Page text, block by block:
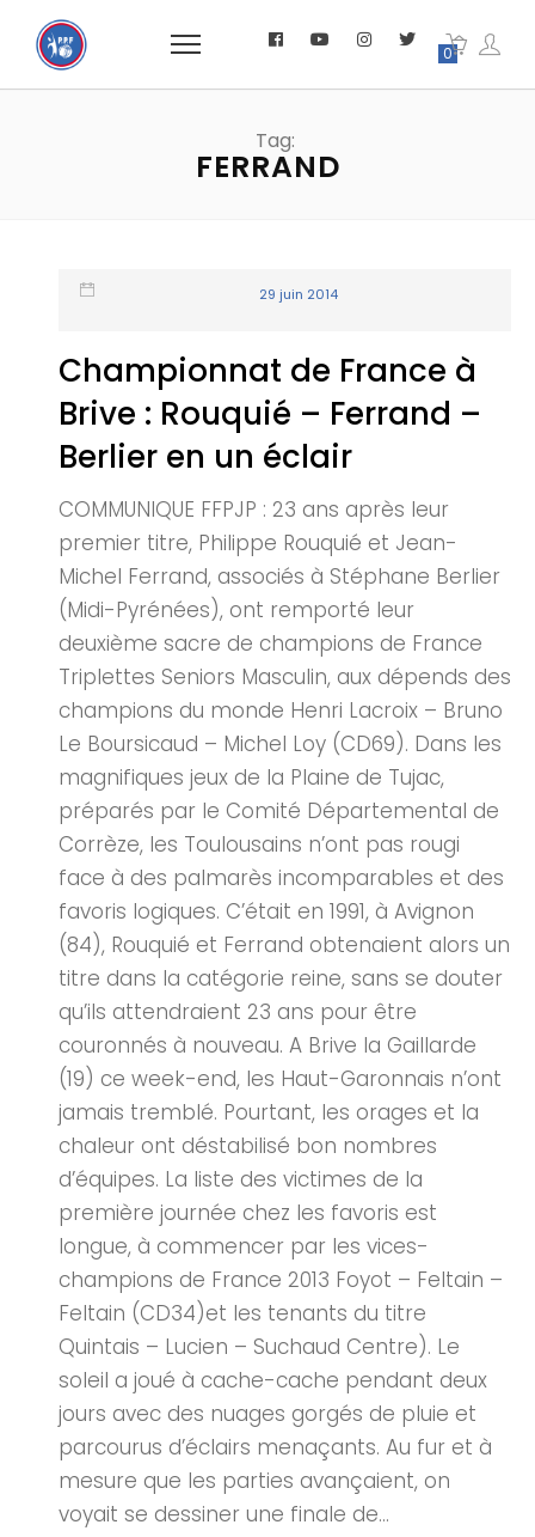
0
Tag:
FERRAND
29 juin 2014
Championnat de France à
Brive : Rouquié – Ferrand –
Berlier en un éclair
COMMUNIQUE FFPJP : 23 ans après leur
premier titre, Philippe Rouquié et Jean-
Michel Ferrand, associés à Stéphane Berlier
(Midi-Pyrénées), ont remporté leur
deuxième sacre de champions de France
Triplettes Seniors Masculin, aux dépends des
champions du monde Henri Lacroix – Bruno
Le Boursicaud – Michel Loy (CD69). Dans les
magnifiques jeux de la Plaine de Tujac,
préparés par le Comité Départemental de
Corrèze, les Toulousains n’ont pas rougi
face à des palmarès incomparables et des
favoris logiques. C’était en 1991, à Avignon
(84), Rouquié et Ferrand obtenaient alors un
titre dans la catégorie reine, sans se douter
qu’ils attendraient 23 ans pour être
couronnés à nouveau. A Brive la Gaillarde
(19) ce week-end, les Haut-Garonnais n’ont
jamais tremblé. Pourtant, les orages et la
chaleur ont déstabilisé bon nombres
d’équipes. La liste des victimes de la
première journée chez les favoris est
longue, à commencer par les vices-
champions de France 2013 Foyot – Feltain –
Feltain (CD34)et les tenants du titre
Quintais – Lucien – Suchaud Centre). Le
soleil a joué à cache-cache pendant deux
jours avec des nuages gorgés de pluie et
parcourus d’éclairs menaçants. Au fur et à
mesure que les parties avançaient, on
voyait se dessiner une finale de...